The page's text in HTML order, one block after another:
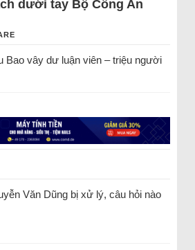
dưới tay Bộ Công An
Bao vây dư luận viên – triệu người
Văn Dũng bị xử lý, câu hỏi nào